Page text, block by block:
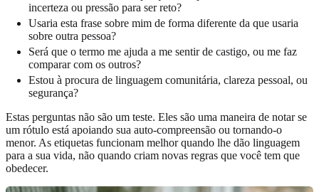
incerteza ou pressão para ser reto?
Usaria esta frase sobre mim de forma diferente da que usaria
sobre outra pessoa?
Será que o termo me ajuda a me sentir de castigo, ou me faz
comparar com os outros?
Estou à procura de linguagem comunitária, clareza pessoal, ou
segurança?
Estas perguntas não são um teste. Eles são uma maneira de notar se
um rótulo está apoiando sua auto-compreensão ou tornando-o
menor. As etiquetas funcionam melhor quando lhe dão linguagem
para a sua vida, não quando criam novas regras que você tem que
obedecer.